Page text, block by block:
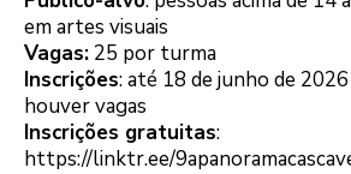
em artes visuais
Vagas: 25 por turma
Inscrições: até 18 de junho de
houver vagas
Inscrições gratuitas:
https://linktr.ee/